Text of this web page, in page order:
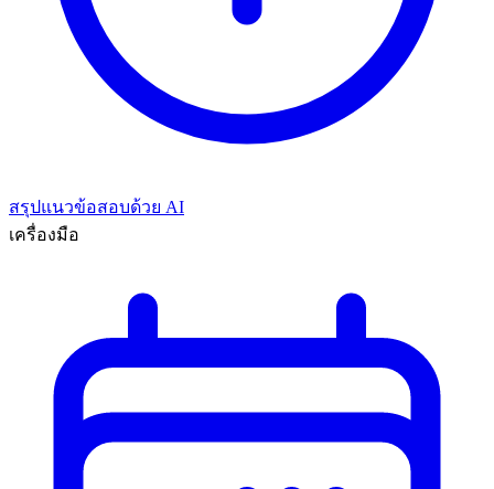
สรุปแนวข้อสอบด้วย AI
เครื่องมือ